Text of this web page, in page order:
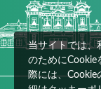
当サイトでは、
のためにCookie
際には、Cookie